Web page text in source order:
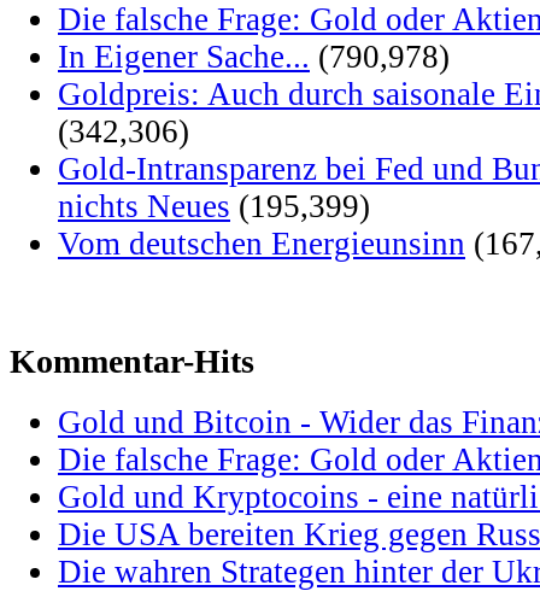
Die falsche Frage: Gold oder
In Eigener Sache... (790,978)
Goldpreis: Auch durch saisonale
(342,306)
Gold-Intransparenz bei Fed und
nichts Neues (195,399)
Vom deutschen Energieunsinn
Kommentar-Hits
Gold und Bitcoin - Wider das
Die falsche Frage: Gold oder
Gold und Kryptocoins - eine
Die USA bereiten Krieg gegen
Die wahren Strategen hinter der